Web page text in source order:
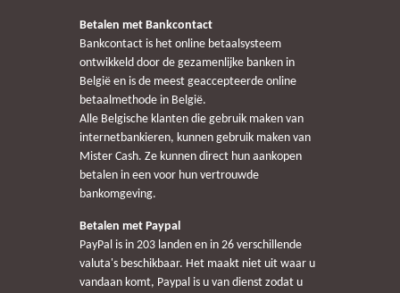
Betalen met Bankcontact
Bankcontact is het online betaalsysteem
ontwikkeld door de gezamenlijke banken in
België en is de meest geaccepteerde online
betaalmethode in België.
Alle Belgische klanten die gebruik maken van
internetbankieren, kunnen gebruik maken van
Mister Cash. Ze kunnen direct hun aankopen
betalen in een voor hun vertrouwde
bankomgeving.
Betalen met Paypal
PayPal is in 203 landen en in 26 verschillende
valuta's beschikbaar. Het maakt niet uit waar u
vandaan komt, Paypal is u van dienst zodat u